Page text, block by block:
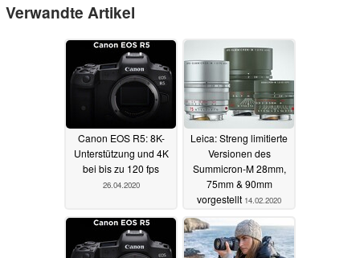
Verwandte Artikel
Canon EOS R5: 8K-
Unterstützung und 4K
bei bis zu 120 fps
26.04.2020
Leica: Streng limitierte
Versionen des
Summicron-M 28mm,
75mm & 90mm
vorgestellt 14.02.2020